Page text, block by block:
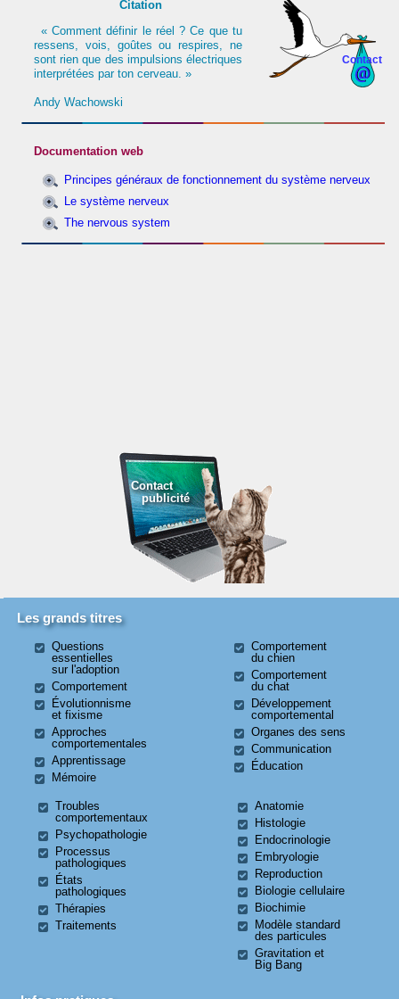
Contact
Citation
« Comment définir le réel ? Ce que tu
ressens, vois, goûtes ou respires, ne
sont rien que des impulsions électriques
interprétées par ton cerveau. »
Andy Wachowski
Documentation web
Principes généraux de fonctionnement du système nerveux
Le système nerveux
The nervous system
Contact
publicité
Les grands titres
Questions
essentielles
sur l'adoption
Comportement
Évolutionnisme
et fixisme
Approches
comportementales
Apprentissage
Mémoire
Comportement
du chien
Comportement
du chat
Développement
comportemental
Organes des sens
Communication
Éducation
Troubles
comportementaux
Psychopathologie
Processus
pathologiques
États
pathologiques
Thérapies
Traitements
Anatomie
Histologie
Endocrinologie
Embryologie
Reproduction
Biologie cellulaire
Biochimie
Modèle standard
des particules
Gravitation et
Big Bang